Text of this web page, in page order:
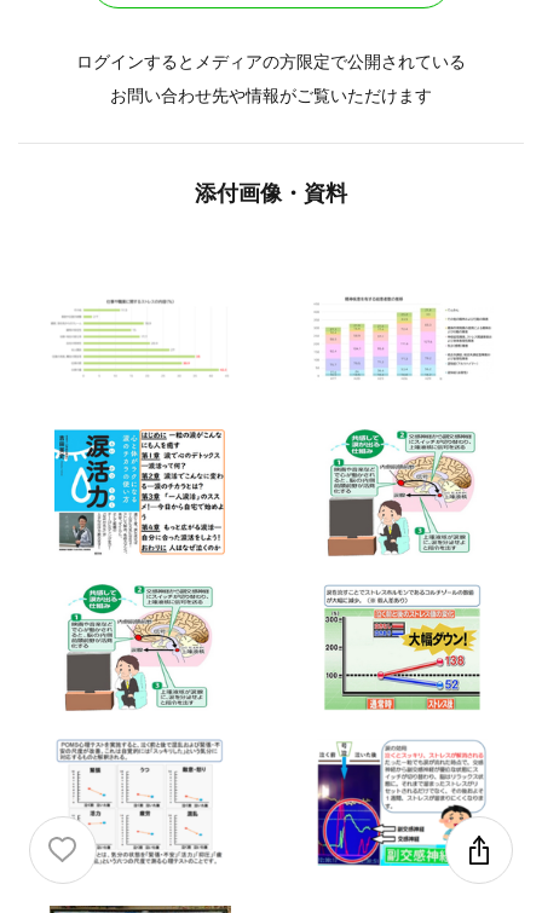
ログインするとメディアの方限定で公開されている
お問い合わせ先や情報がご覧いただけます
添付画像・資料